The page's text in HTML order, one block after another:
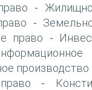
-
-
право -
производство
-